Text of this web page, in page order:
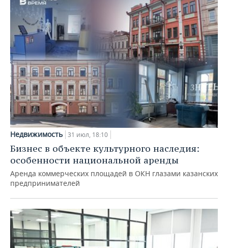
Недвижимость 31 июл, 18:10
Бизнес в объекте культурного наследия:
особенности национальной аренды
Аренда коммерческих площадей в ОКН глазами казанских
предпринимателей